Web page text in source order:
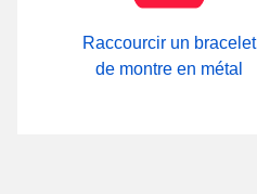
Raccourcir un bracelet
de montre en métal